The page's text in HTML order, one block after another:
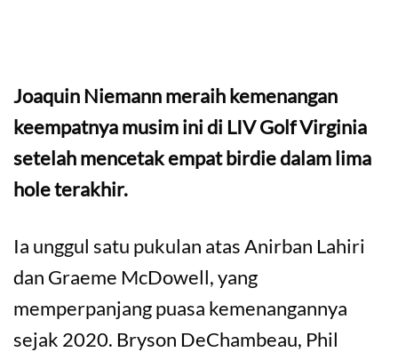
Joaquin Niemann meraih kemenangan
keempatnya musim ini di LIV Golf Virginia
setelah mencetak empat birdie dalam lima
hole terakhir.
Ia unggul satu pukulan atas Anirban Lahiri
dan Graeme McDowell, yang
memperpanjang puasa kemenangannya
sejak 2020. Bryson DeChambeau, Phil